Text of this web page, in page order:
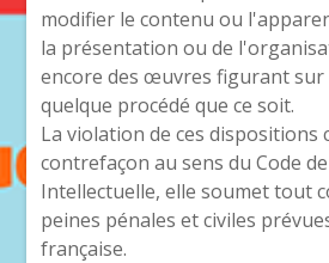
modifier le contenu ou
la présentation ou de
encore des œuvres figurant sur
quelque procédé que ce soit.
La violation de ces dispositions
contrefaçon au sens du Code
Intellectuelle, elle soumet tout
peines pénales et civiles
française.